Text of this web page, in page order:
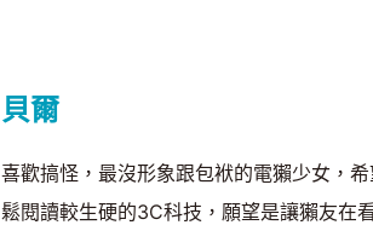
貝爾
喜歡搞怪，最沒形象跟包袱的電獺少女，
鬆閱讀較生硬的3C科技，願望是讓獺友在